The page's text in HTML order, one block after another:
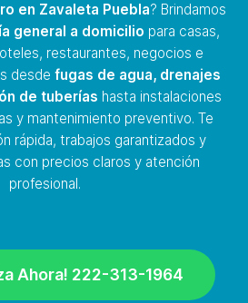
en Zavaleta Puebla? Brindamos
general a domicilio para casas,
restaurantes, negocios e
desde fugas de agua, drenajes
de tuberías hasta instalaciones
y mantenimiento preventivo. Te
rápida, trabajos garantizados y
con precios claros y atención
profesional.
Ahora! 222-313-1964